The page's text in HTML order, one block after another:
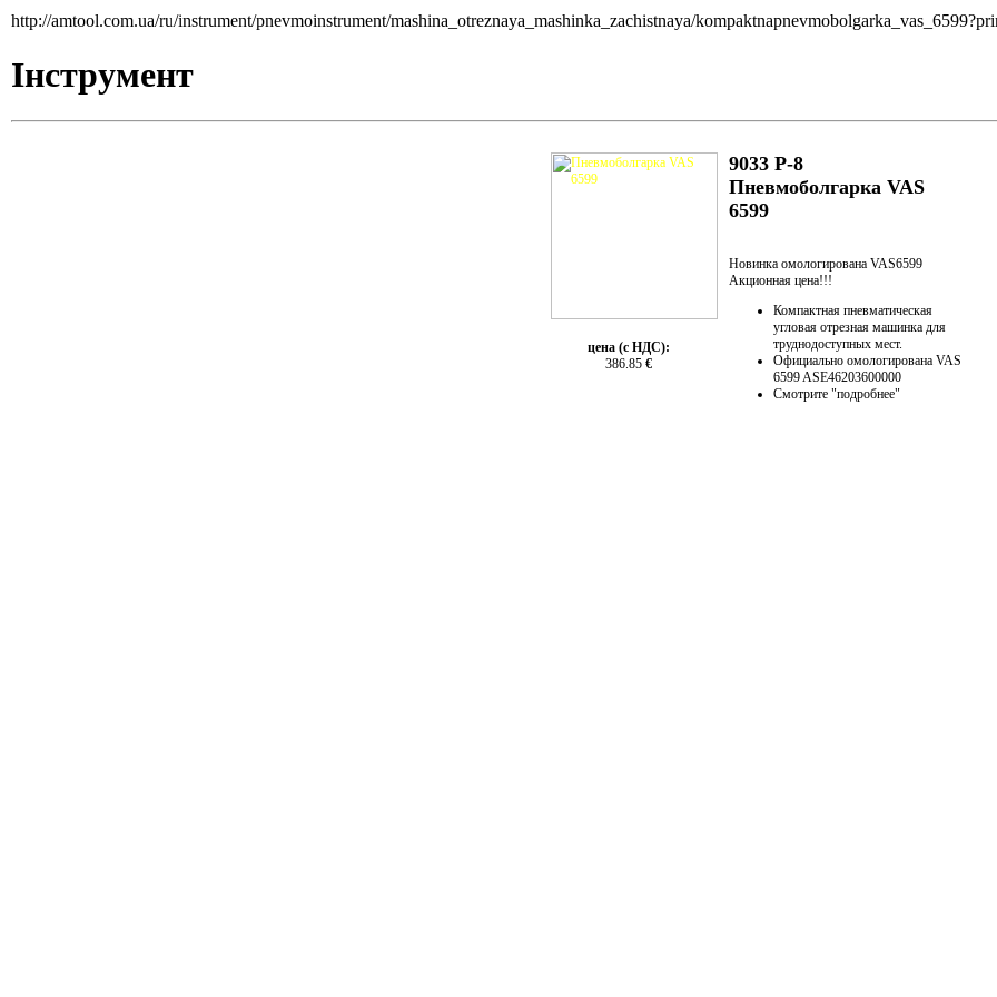
http://amtool.com.ua/ru/instrument/pnevmoinstrument/mashina_otreznaya_mashinka_zachistnaya/
Інструмент
цена (с НДС):
386.85 €
9033 P-8
Пневмоболгарка VAS
6599
Новинка омологирована VAS6599
Акционная цена!!!
Компактная пневматическая
угловая отрезная машинка для
труднодоступных мест.
Официально омологирована VAS
6599 ASE46203600000
Смотрите "подробнее"